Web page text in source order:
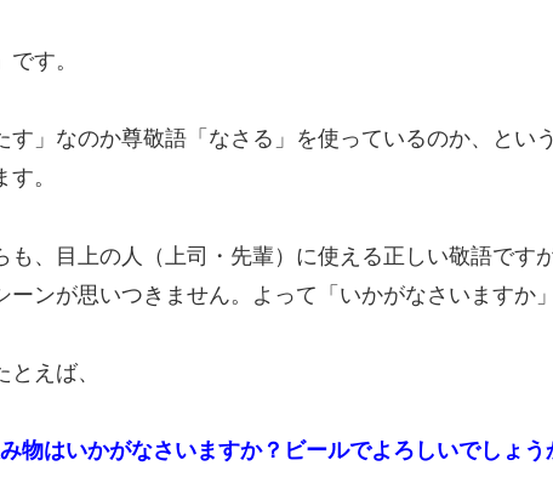
です。
す」なのか尊敬語「なさる」を使っているのか、とい
。
も、目上の人（上司・先輩）に使える正しい敬語です
ーンが思いつきません。よって「いかがなさいますか
えば、
物はいかがなさいますか？ビールでよろしいでしょう